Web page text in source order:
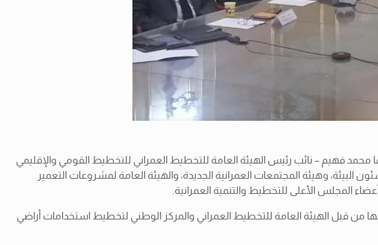
محمد فهيم – نائب رئيس الهيئة العامة للتخطيط العمراني للتخطيط القومي والإقليمي
وهيئة المجتمعات العمرانية الجديدة، والهيئة العامة لمشروعات التعمير
المجلس الأعلى للتخطيط والتنمية العمرانية.
القرار الجمهوري رقم 62، والتي سبق دراستها وإبداء الرأي بشأنها من قبل الهيئة العامة للتخطيط العمراني والمركز الوطني لتخطيط استخدامات أراضي